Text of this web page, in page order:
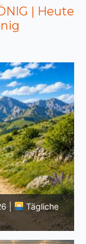
| Heute
|
Lasst eure